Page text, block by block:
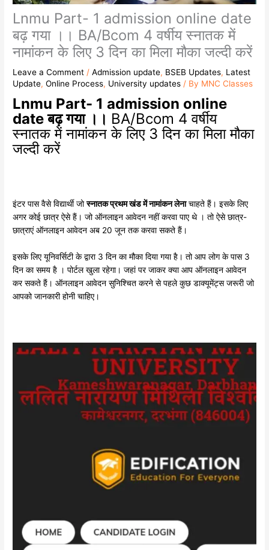
Lnmu Part- 1 admission online date
बढ़ गया ।। BA/Bcom 4 वर्षीय स्नातक में
नामांकन के लिए 3 दिन का मिला मौका जल्दी करें
Leave a Comment /Admission update, BSEB Updates, Latest
Update,Online Process, University updates / By MNC Classes
Lnmu Part- 1 admission online
date बढ़ गया ।। BA/Bcom 4 वर्षीय
स्नातक में नामांकन के लिए 3 दिन का मिला मौका
जल्दी करें
इंटर पास वैसे विद्यार्थी जोस्नातक प्रथम खंड में नामांकन लेनाचाहते हैं। इसके लिए
अगर कोई छात्र ऐसे हैं। जो ऑनलाइन आवेदन नहीं करवा पाए थे । तो ऐसे छात्र-
छात्राएं ऑनलाइन आवेदन अब 20 जून तक करवा सकते हैं।
इसके लिए यूनिवर्सिटी के द्वारा 3 दिन का मौका दिया गया है। तो आप लोग के पास 3
दिन का समय है । पोर्टल खुला रहेगा। जहां पर जाकर क्या आप ऑनलाइन आवेदन
कर सकते हैं। ऑनलाइन आवेदन सुनिश्चित करने से पहले कुछ डाक्यूमेंट्स जरूरी जो
आपको जानकारी होनी चाहिए।